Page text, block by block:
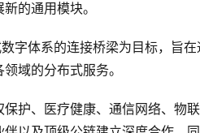
的通用模块。
字体系的连接桥梁为目标，旨
域的分布式服务。
护、医疗健康、通信网络、物